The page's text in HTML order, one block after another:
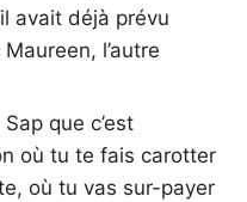
avait déjà prévu
l’autre
que c’est
où tu te fais carotter
où tu vas sur-payer